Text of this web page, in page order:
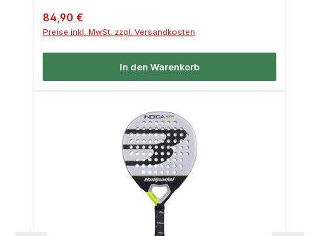
Regulärer Preis:
84,90 €
Preise inkl. MwSt. zzgl. Versandkosten
In den Warenkorb